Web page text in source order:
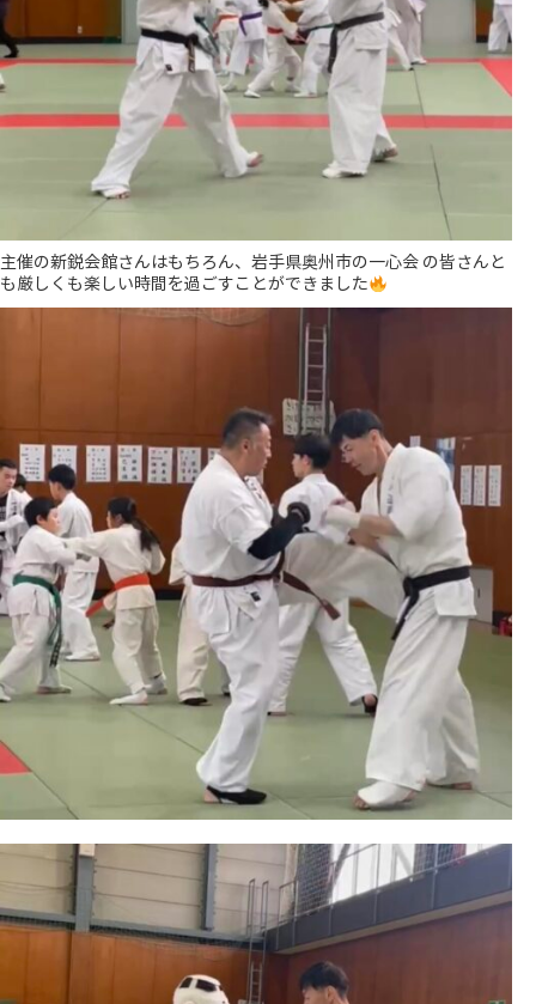
主催の新鋭会館さんはもちろん、岩手県奥州市の一心会 の皆さんと
も厳しくも楽しい時間を過ごすことができました